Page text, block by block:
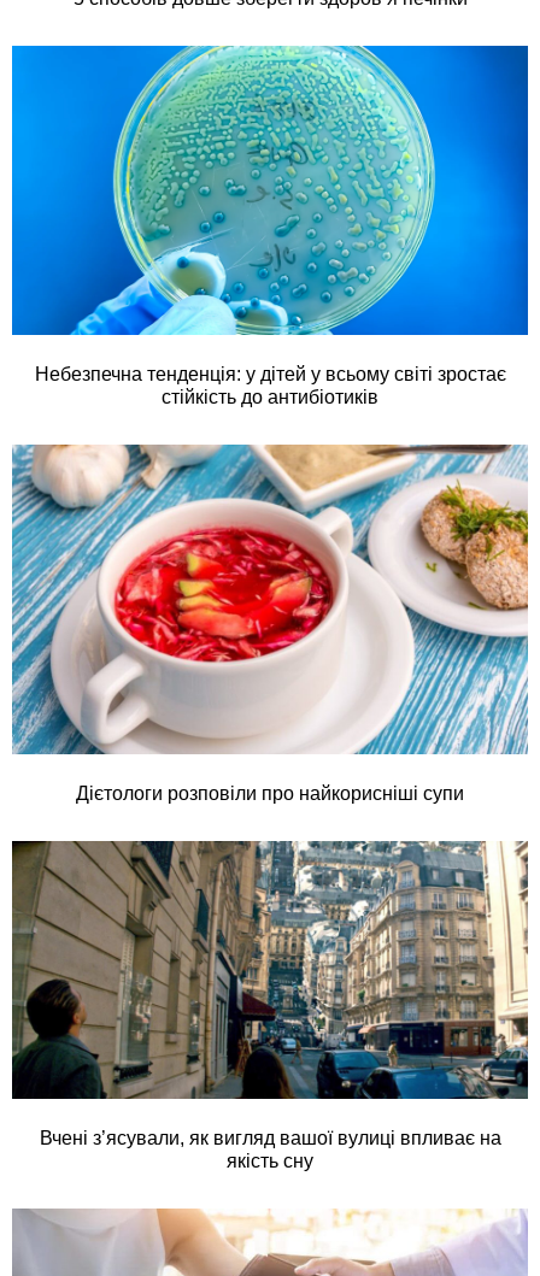
Небезпечна тенденція: у дітей у всьому світі зростає
стійкість до антибіотиків
Дієтологи розповіли про найкорисніші супи
Вчені з’ясували, як вигляд вашої вулиці впливає на
якість сну